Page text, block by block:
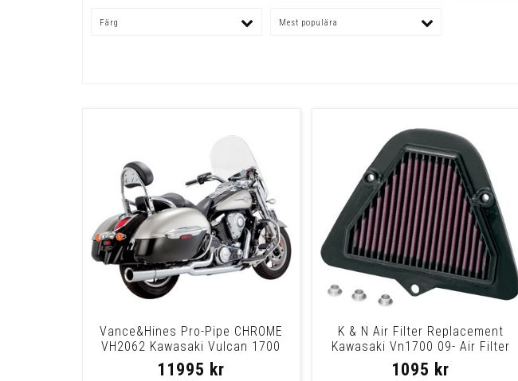
Mest populära
Färg
Vance&Hines Pro-Pipe CHROME
VH2062 Kawasaki Vulcan 1700
11995 kr
K & N Air Filter Replacement
Kawasaki Vn1700 09- Air Filter
Vn1700
1095 kr